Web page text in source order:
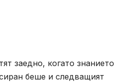
заедно, когато знанието
беше и следващият